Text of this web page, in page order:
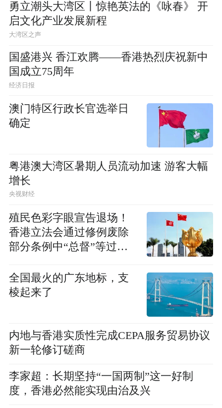
勇立潮头大湾区丨惊艳英法的《咏春》 开
启文化产业发展新程
大湾区之声
国盛港兴 香江欢腾——香港热烈庆祝新中
国成立75周年
经济日报
澳门特区行政长官选举日
确定
粤港澳大湾区暑期人员流动加速 游客大幅
增长
央视财经
殖民色彩字眼宣告退场！
香港立法会通过修例废除
部分条例中“总督”等过时
全国最火的广东地标，支
棱起来了
内地与香港实质性完成CEPA服务贸易协议
新一轮修订磋商
李家超：长期坚持“一国两制”这一好制
度，香港必然能实现由治及兴